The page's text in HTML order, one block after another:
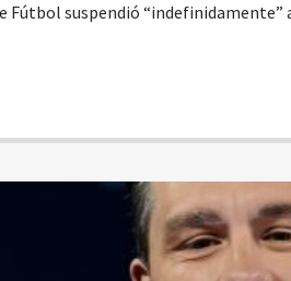
Fútbol suspendió “indefinidamente”